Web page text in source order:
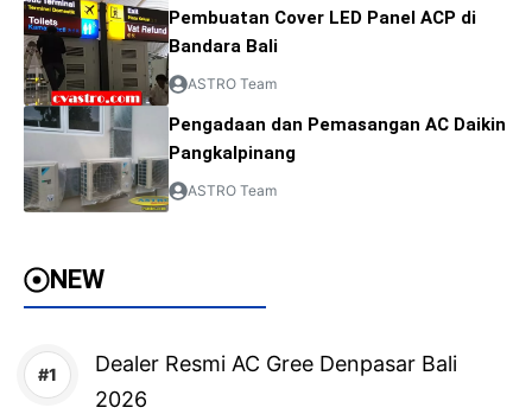
Pembuatan Cover LED Panel ACP di
Bandara Bali
ASTRO Team
Pengadaan dan Pemasangan AC Daikin
Pangkalpinang
ASTRO Team
NEW
Dealer Resmi AC Gree Denpasar Bali
2026